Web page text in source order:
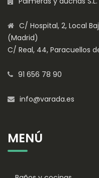
C/ Hospital, 2, Local
(Madrid)
C/ Real, 44, Paracuellos
91 656 78 90
info@varada.es
MENÚ